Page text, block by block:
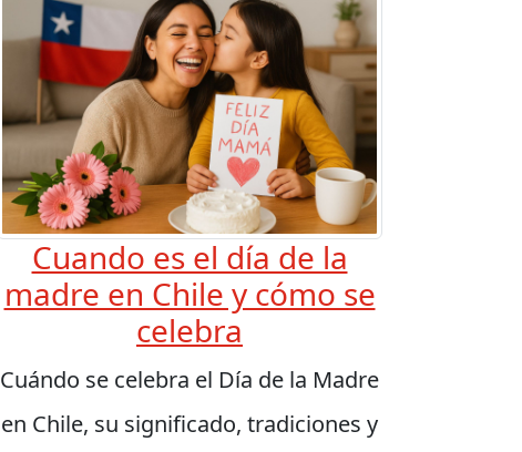
Cuando es el día de la
madre en Chile y cómo se
celebra
Cuándo se celebra el Día de la Madre
en Chile, su significado, tradiciones y